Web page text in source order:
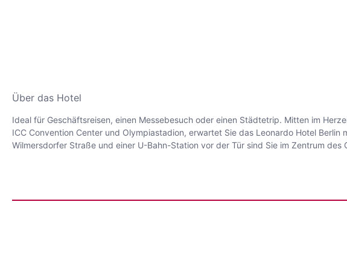
Über das Hotel
Ideal für Geschäftsreisen, einen Messebesuch oder einen Städtetrip. Mitten im
ICC Convention Center und Olympiastadion, erwartet Sie das Leonardo Hotel
Wilmersdorfer Straße und einer U-Bahn-Station vor der Tür sind Sie im Zentrum